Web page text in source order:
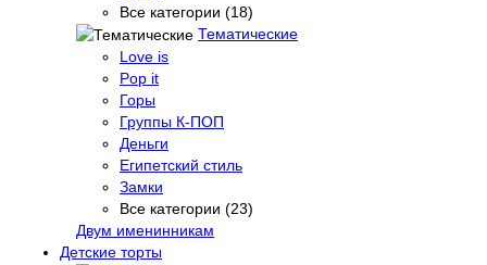
Все категории (18)
Тематические
Love is
Pop it
Горы
Группы К-ПОП
Деньги
Египетский стиль
Замки
Все категории (23)
Двум именинникам
Детские торты